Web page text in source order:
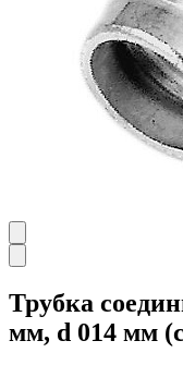
Трубка
мм, d 014 мм